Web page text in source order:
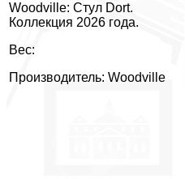
Woodville: Стул Dort.
Коллекция 2026 года.
Вес:
Производитель: Woodville